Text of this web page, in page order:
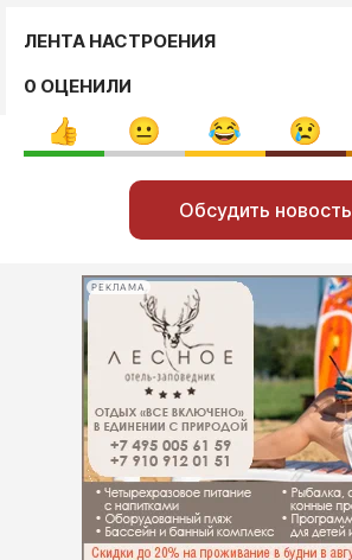
ЛЕНТА НАСТРОЕНИЯ
0 ОЦЕНИЛИ
Обсудить новость
РЕКЛАМА